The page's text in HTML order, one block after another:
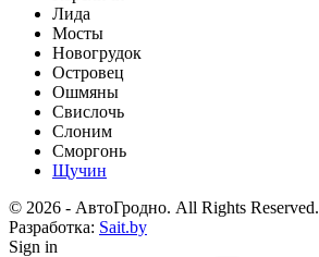
Лида
Мосты
Новогрудок
Островец
Ошмяны
Свислочь
Слоним
Сморгонь
Щучин
© 2026 - АвтоГродно. All Rights Reserved.
Разработка: Sait.by
Sign in